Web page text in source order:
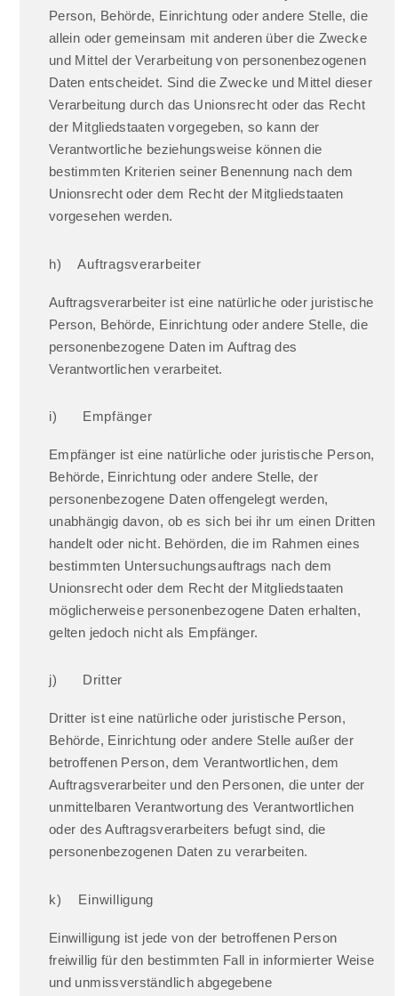
Person, Behörde, Einrichtung oder andere Stelle, die
allein oder gemeinsam mit anderen über die Zwecke
und Mittel der Verarbeitung von personenbezogenen
Daten entscheidet. Sind die Zwecke und Mittel dieser
Verarbeitung durch das Unionsrecht oder das Recht
der Mitgliedstaaten vorgegeben, so kann der
Verantwortliche beziehungsweise können die
bestimmten Kriterien seiner Benennung nach dem
Unionsrecht oder dem Recht der Mitgliedstaaten
vorgesehen werden.
h) Auftragsverarbeiter
Auftragsverarbeiter ist eine natürliche oder juristische
Person, Behörde, Einrichtung oder andere Stelle, die
personenbezogene Daten im Auftrag des
Verantwortlichen verarbeitet.
i) Empfänger
Empfänger ist eine natürliche oder juristische Person,
Behörde, Einrichtung oder andere Stelle, der
personenbezogene Daten offengelegt werden,
unabhängig davon, ob es sich bei ihr um einen Dritten
handelt oder nicht. Behörden, die im Rahmen eines
bestimmten Untersuchungsauftrags nach dem
Unionsrecht oder dem Recht der Mitgliedstaaten
möglicherweise personenbezogene Daten erhalten,
gelten jedoch nicht als Empfänger.
j) Dritter
Dritter ist eine natürliche oder juristische Person,
Behörde, Einrichtung oder andere Stelle außer der
betroffenen Person, dem Verantwortlichen, dem
Auftragsverarbeiter und den Personen, die unter der
unmittelbaren Verantwortung des Verantwortlichen
oder des Auftragsverarbeiters befugt sind, die
personenbezogenen Daten zu verarbeiten.
k) Einwilligung
Einwilligung ist jede von der betroffenen Person
freiwillig für den bestimmten Fall in informierter Weise
und unmissverständlich abgegebene